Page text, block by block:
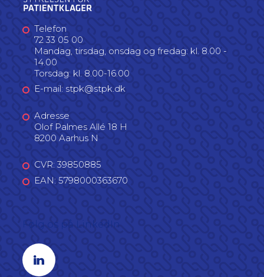
Telefon
72 33 05 00
Mandag, tirsdag, onsdag og fredag: kl. 8.00 -
14.00
Torsdag: kl. 8.00-16.00
E-mail: stpk@stpk.dk
Adresse
Olof Palmes Allé 18 H
8200 Aarhus N
CVR: 39850885
EAN: 5798000363670
Linkedin profil